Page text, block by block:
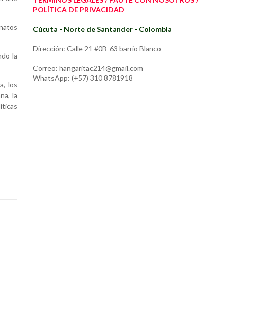
la
los
la
POLÍTICA DE PRIVACIDAD
Cúcuta - Norte de Santander - Colombia
Dirección: Calle 21 #0B-63 barrio Blanco
Correo: hangaritac214@gmail.com
WhatsApp: (+57) 310 8781918